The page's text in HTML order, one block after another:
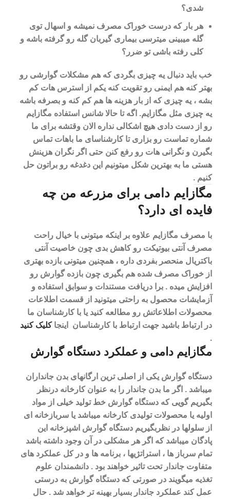
شدی؟
هر بار که درست خوراک مصرف نمیشه و اسهال توی
گله میبینی میترسی بیماری گیربان گله رو گرفته باشه و
کلی رفته باشی تو ضرر؟
خب باید دنبال یه چیزی بگردی که هم مشکلات گوارشی رو
بهتر کنه هم ایمنی رو تقویت کنه یکم از استرس هات کم
بشه ، یه چیزی که از بار هزینه ها هم کم کنه و بصرفه باشه
یه چیزی مثل مگازایم. اگه تا حالا شانس استفاده مگازایم
رو از دست دادی هیچ اشکالی نداره الان وقتشه برای ما
شماره تماست رو بزاری تا کارشناسای ما باهات تماس
بگیرن و نگرانی هات رو رفع کنن حتی اگر نگران هزینش
هستی ما به بهترین شکل میتونیم این دغدغه رو براتون حل
کنیم .
مگازایم دامی برای مزرعه من چه
فایده ای دارد؟
با مصرف مگازایم علاوه بر اینکه میتونی با خیال راحت
مصرف آنتی بیوتیکت رو کاهش بدی چون خاصیت آنتی
باکتریال منحصر بفردی داره ، همچنین میتونی بازده بهتری
از خوراک مصرف شده هم بگیری چون بازده گوارش رو
افزایش میده . برا دریافت مستندات و سوابق استفاده و
آزمایشات محصول به راحتی میتونید از قسمت اطلاعات
محصولات اطلاعاتش رو مطالعه کنید یا با کارشناسان ما
در ارتباط باشید جهت ارتباط با کارشناسان اینجاکلیک کنید
.
مگازایم دامی و عملکرد دستگاه گوارش
دستگاه گوارش یکی از اصلی ترین ارگانهای بدن جانداران
میباشد . اگر ما بدن جاندار را به عنوان کارخانه درنظر
بگیریم گویی که دستگاه گوارش خط تولید خیلی از مواد
اولیه یا محصولات تولیدی کارخانه میباشد یا سربازخانه ای
از سلولها در نظربگیریم دستگاه گوارش اشپزخانه این
پادگان میباشد که اگر هر مشکلی در آن وجود داشته باشد
تمام سرباز ها ، استراتژیها ، برنامه ها و در کل عملکرد های
متفاوت جاندار تحت تاثیر خواهند بود . دانشمندان علوم
تغذیه میگویند در صورتی که دستگاه گوارش به درستی
عمل کند عملکرد جاندار بسیار بهینه تر خواهد شد . حال